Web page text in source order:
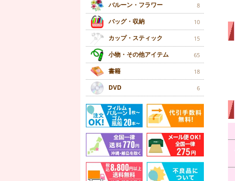
バルーン・フラワー 8
バッグ・収納 10
カップ・スティック 15
小物・その他アイテム 65
書籍 18
DVD 6